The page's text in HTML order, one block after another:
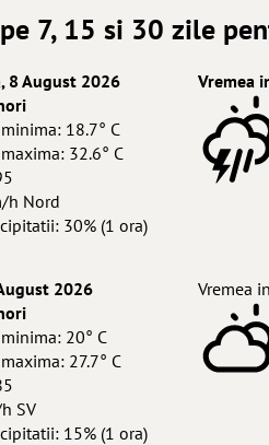
7, 15 si 30 zile
8 August 2026
18.7° C
32.6° C
h Nord
30% (1 ora)
Vremea
2026
20° C
27.7° C
SV
15% (1 ora)
Vremea